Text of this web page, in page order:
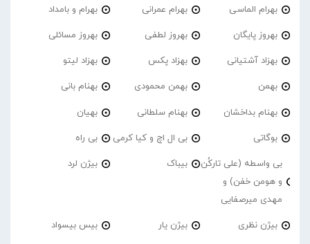
بهرام الماسی بهرام عمرانی بهرام و بامداد
بهروز پایگان بهروز لطفی بهروز مسائلی
بهزاد آشتیانی بهزاد پکس بهزاد لیتو
بهمن بهمن محمودی بهنام بانی
بهنام بداخشان بهنام سلطانی بهیان
بوگاتی بی ال اچ و کیا کرمی بی راه
بی واسطه (علی تارکُن
و هومن خفن) و
مهدی میرصفایی
بیباک بیژن لرد
بیژن نظری بیژن یار بیس بیسواد